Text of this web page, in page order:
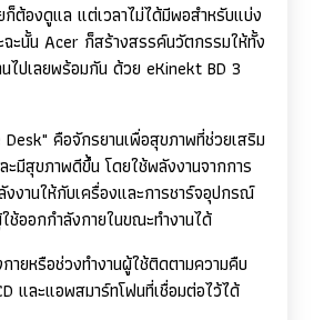
ก็ต้องดูแล แต่เวลาไม่ได้มีพอสำหรับแบ่ง
ะนั้น Acer ก็สร้างสรรค์นวัตกรรมให้ทั้ง
ไปเลยพร้อมกัน ด้วย eKinekt BD 3
Desk" คือจักรยานเพื่อสุขภาพที่ช่วยเสริม
มีสุขภาพดีขึ้น โดยใช้พลังงานจากการ
งานให้กับเครื่องและการชาร์จอุปกรณ์
ช้ออกกำลังกายในขณะทำงานได้
ายหรือช่วงทำงานผู้ใช้ติดตามความคืบ
และแอพสมาร์ทโฟนที่เชื่อมต่อไว้ได้